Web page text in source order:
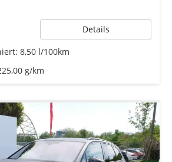
Details
8,50 l/100km
g/km